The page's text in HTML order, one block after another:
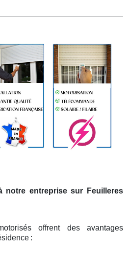
notre entreprise sur Feuilleres
offrent des avantages
: